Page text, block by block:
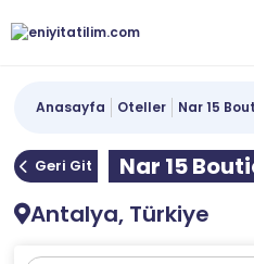
Anasayfa Oteller Nar 15
Geri Git
Nar 15
Antalya, Türkiye